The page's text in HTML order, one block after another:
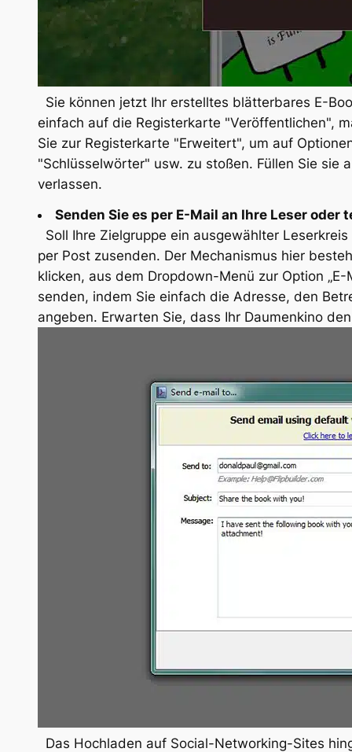
Sie können jetzt Ihr erstelltes blätterbares E-
einfach auf die Registerkarte "Veröffentlichen",
Sie zur Registerkarte "Erweitert", um auf
"Schlüsselwörter" usw. zu stoßen. Füllen Sie sie
verlassen.
Senden Sie es per E-Mail an Ihre Leser
Soll Ihre Zielgruppe ein ausgewählter
per Post zusenden. Der Mechanismus hier
klicken, aus dem Dropdown-Menü zur Option
senden, indem Sie einfach die Adresse, den
angeben. Erwarten Sie, dass Ihr Daumenkino
Das Hochladen auf Social-Networking-Sites